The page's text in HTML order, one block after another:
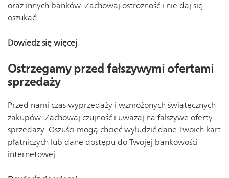
oraz innych banków. Zachowaj ostrożność i nie daj się
oszukać!
Dowiedz się więcej
Ostrzegamy przed fałszywymi ofertami
sprzedaży
Przed nami czas wyprzedaży i wzmożonych świątecznych
zakupów. Zachowaj czujność i uważaj na fałszywe oferty
sprzedaży. Oszuści mogą chcieć wyłudzić dane Twoich kart
płatniczych lub dane dostępu do Twojej bankowości
internetowej.